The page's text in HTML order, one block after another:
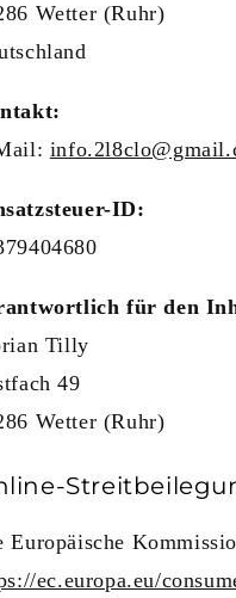
Wetter (Ruhr)
ID:
für den
Tilly
49
Wetter (Ruhr)
Europäische
ec.europa.eu/